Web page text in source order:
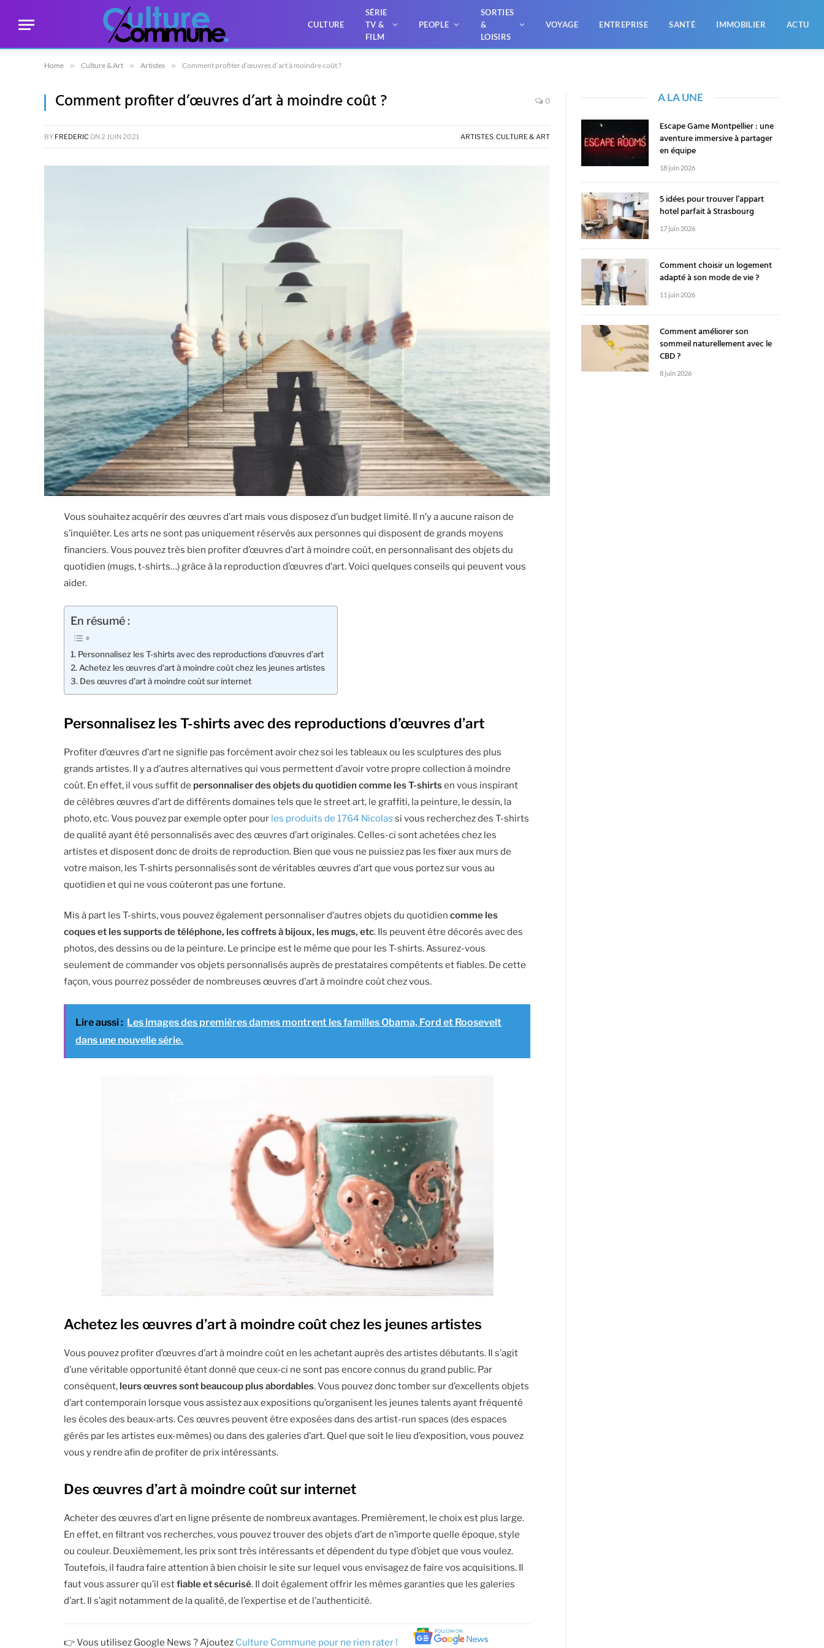
CULTURE
SÉRIE
TV &
FILM
PEOPLE
SORTIES
&
LOISIRS
VOYAGE ENTREPRISE SANTÉ IMMOBILIER ACTU
Home » Culture & Art » Artistes » Comment profiter d’œuvres d’art à moindre coût ?
Comment profiter d’œuvres d’art à moindre coût ? 0
BY FREDERIC ON 2 JUIN 2021 ARTISTES,CULTURE & ART
Vous souhaitez acquérir des œuvres d’art mais vous disposez d’un budget limité. Il n’y a aucune raison de
s’inquiéter. Les arts ne sont pas uniquement réservés aux personnes qui disposent de grands moyens
financiers. Vous pouvez très bien profiter d’œuvres d’art à moindre coût, en personnalisant des objets du
quotidien (mugs, t-shirts…) grâce à la reproduction d’œuvres d’art. Voici quelques conseils qui peuvent vous
aider.
En résumé :
Personnalisez les T-shirts avec des reproductions d’œuvres d’art
Achetez les œuvres d’art à moindre coût chez les jeunes artistes
Des œuvres d’art à moindre coût sur internet
Personnalisez les T-shirts avec des reproductions d’œuvres d’art
Profiter d’œuvres d’art ne signifie pas forcément avoir chez soi les tableaux ou les sculptures des plus
grands artistes. Il y a d’autres alternatives qui vous permettent d’avoir votre propre collection à moindre
coût. En effet, il vous suffit de personnaliser des objets du quotidien comme les T-shirtsen vous inspirant
de célèbres œuvres d’art de différents domaines tels que le street art, le graffiti, la peinture, le dessin, la
photo, etc. Vous pouvez par exemple opter pour les produits de 1764 Nicolas si vous recherchez des T-shirts
de qualité ayant été personnalisés avec des œuvres d’art originales. Celles-ci sont achetées chez les
artistes et disposent donc de droits de reproduction. Bien que vous ne puissiez pas les fixer aux murs de
votre maison, les T-shirts personnalisés sont de véritables œuvres d’art que vous portez sur vous au
quotidien et qui ne vous coûteront pas une fortune.
Mis à part les T-shirts, vous pouvez également personnaliser d’autres objets du quotidiencomme les
coques et les supports de téléphone, les coffrets à bijoux, les mugs, etc. Ils peuvent être décorés avec des
photos, des dessins ou de la peinture. Le principe est le même que pour les T-shirts. Assurez-vous
seulement de commander vos objets personnalisés auprès de prestataires compétents et fiables. De cette
façon, vous pourrez posséder de nombreuses œuvres d’art à moindre coût chez vous.
Lire aussi : Les images des premières dames montrent les familles Obama, Ford et Roosevelt
dans une nouvelle série.
Achetez les œuvres d’art à moindre coût chez les jeunes artistes
Vous pouvez profiter d’œuvres d’art à moindre coût en les achetant auprès des artistes débutants. Il s’agit
d’une véritable opportunité étant donné que ceux-ci ne sont pas encore connus du grand public. Par
conséquent, leurs œuvres sont beaucoup plus abordables. Vous pouvez donc tomber sur d’excellents objets
d’art contemporain lorsque vous assistez aux expositions qu’organisent les jeunes talents ayant fréquenté
les écoles des beaux-arts. Ces œuvres peuvent être exposées dans des artist-run spaces (des espaces
gérés par les artistes eux-mêmes) ou dans des galeries d’art. Quel que soit le lieu d’exposition, vous pouvez
vous y rendre afin de profiter de prix intéressants.
Des œuvres d’art à moindre coût sur internet
Acheter des œuvres d’art en ligne présente de nombreux avantages. Premièrement, le choix est plus large.
En effet, en filtrant vos recherches, vous pouvez trouver des objets d’art de n’importe quelle époque, style
ou couleur. Deuxièmement, les prix sont très intéressants et dépendent du type d’objet que vous voulez.
Toutefois, il faudra faire attention à bien choisir le site sur lequel vous envisagez de faire vos acquisitions. Il
faut vous assurer qu’il estfiable et sécurisé. Il doit également offrir les mêmes garanties que les galeries
d’art. Il s’agit notamment de la qualité, de l’expertise et de l’authenticité.
👉 Vous utilisez Google News ? Ajoutez Culture Commune pour ne rien rater !
A LA UNE
Escape Game Montpellier : une
aventure immersive à partager
en équipe
18 juin 2026
5 idées pour trouver l’appart
hotel parfait à Strasbourg
17 juin 2026
Comment choisir un logement
adapté à son mode de vie ?
11 juin 2026
Comment améliorer son
sommeil naturellement avec le
CBD ?
8 juin 2026